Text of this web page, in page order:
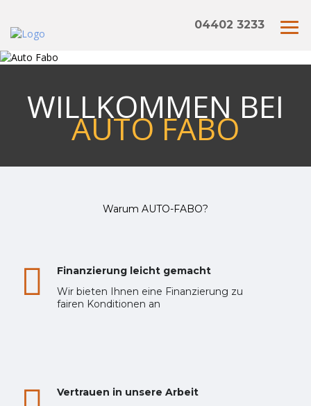
04402 3233
WILLKOMMEN BEI
AUTO FABO
Warum AUTO-FABO?
Finanzierung leicht gemacht
Wir bieten Ihnen eine Finanzierung zu
fairen Konditionen an
Vertrauen in unsere Arbeit